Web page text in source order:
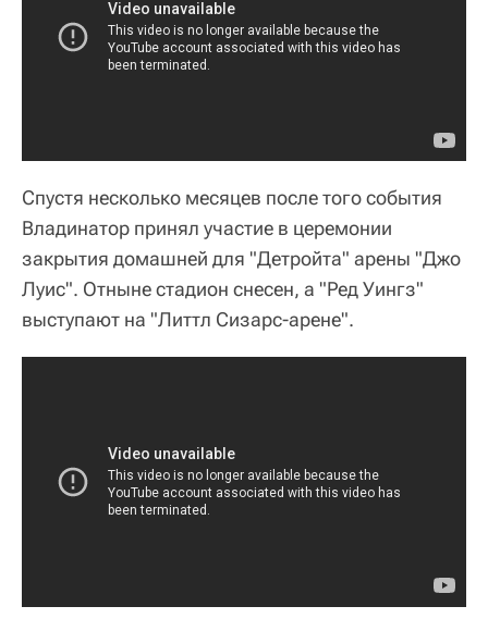
Спустя несколько месяцев после того события
Владинатор принял участие в церемонии
закрытия домашней для "Детройта" арены "Джо
Луис". Отныне стадион снесен, а "Ред Уингз"
выступают на "Литтл Сизарс-арене".